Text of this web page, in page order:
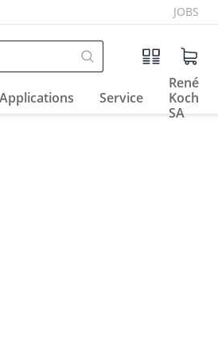
JOBS
Applications Service
René
Koch
SA